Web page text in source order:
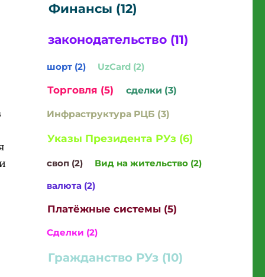
Финансы (12)
законодательство (11)
шорт (2) UzCard (2)
Торговля (5) сделки (3)
Инфраструктура РЦБ (3)
Указы Президента РУз (6)
своп (2) Вид на жительство (2)
валюта (2)
Платёжные системы (5)
Сделки (2)
Гражданство РУз (10)